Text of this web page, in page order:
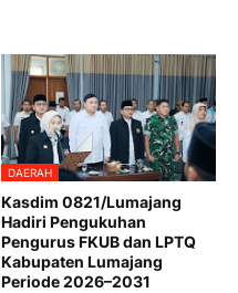
DAERAH
Kasdim 0821/Lumajang
Hadiri Pengukuhan
Pengurus FKUB dan LPTQ
Kabupaten Lumajang
Periode 2026–2031